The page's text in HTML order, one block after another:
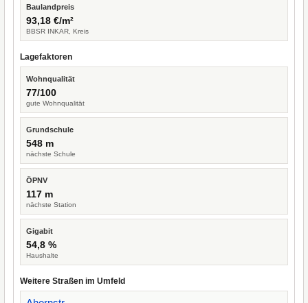
Baulandpreis
93,18 €/m²
BBSR INKAR, Kreis
Lagefaktoren
Wohnqualität
77/100
gute Wohnqualität
Grundschule
548 m
nächste Schule
ÖPNV
117 m
nächste Station
Gigabit
54,8 %
Haushalte
Weitere Straßen im Umfeld